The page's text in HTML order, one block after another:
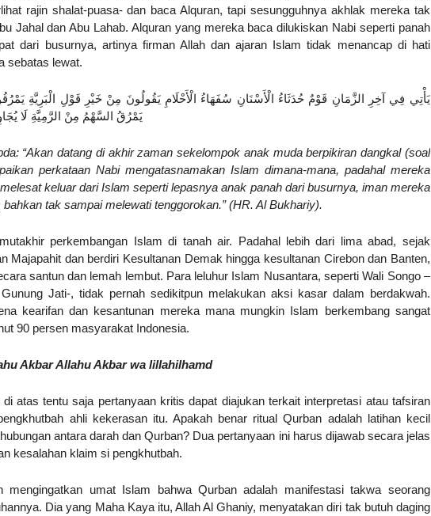
rajin shalat-puasa- dan baca Alquran, tapi sesungguhnya akhlak mereka tak
Jahal dan Abu Lahab. Alquran yang mereka baca dilukiskan Nabi seperti panah
dari busurnya, artinya firman Allah dan ajaran Islam tidak menancap di hati
sebatas lewat.
يَأْتِي فِي آخِرِ الزَّمَانِ قَوْمٌ حُدَثَاءُ الْأَسْنَانِ سُفَهَاءُ الْأَحْلَامِ يَقُولُونَ مِنْ خَيْرِ قَوْلِ الْبَرِيَّةِ
يَمْرُقُ السَّهْمُ مِنْ الرَّمِيَّةِ لَا
“Akan datang di akhir zaman sekelompok anak muda berpikiran dangkal (soal
perkataan Nabi mengatasnamakan Islam dimana-mana, padahal mereka
keluar dari Islam seperti lepasnya anak panah dari busurnya, iman mereka
tak sampai melewati tenggorokan.” (HR. Al Bukhariy).
perkembangan Islam di tanah air. Padahal lebih dari lima abad, sejak
Majapahit dan berdiri Kesultanan Demak hingga kesultanan Cirebon dan Banten,
santun dan lemah lembut. Para leluhur Islam Nusantara, seperti Wali Songo –
Jati-, tidak pernah sedikitpun melakukan aksi kasar dalam berdakwah.
kearifan dan kesantunan mereka mana mungkin Islam berkembang sangat
90 persen masyarakat Indonesia.
Akbar Allahu Akbar wa lillahilhamd
di atas tentu saja pertanyaan kritis dapat diajukan terkait interpretasi atau tafsiran
ahli kekerasan itu. Apakah benar ritual Qurban adalah latihan kecil
antara darah dan Qurban? Dua pertanyaan ini harus dijawab secara jelas
kesalahan klaim si pengkhutbah.
mengingatkan umat Islam bahwa Qurban adalah manifestasi takwa seorang
Dia yang Maha Kaya itu, Allah Al Ghaniy, menyatakan diri tak butuh daging